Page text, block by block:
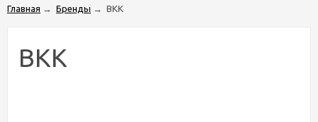
Главная → Бренды → ВКК
ВКК